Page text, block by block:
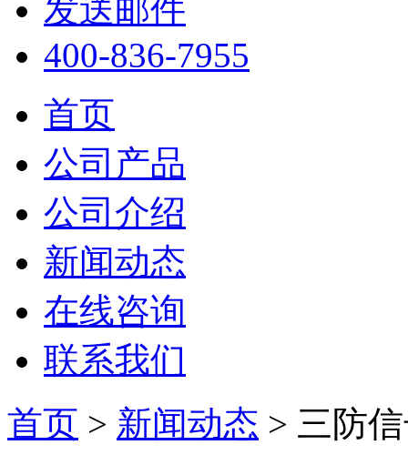
发送邮件
400-836-7955
首页
公司产品
公司介绍
新闻动态
在线咨询
联系我们
首页 > 新闻动态 > 三防